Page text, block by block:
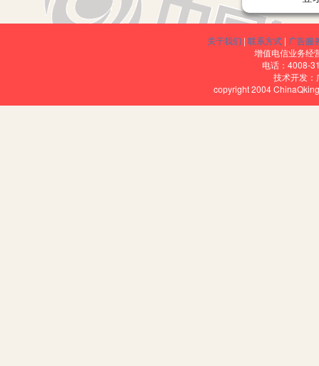
式和它所展示的多样形象诗意般地联想和比喻成自然界多样生动的
必须象仕女漫步于春景，情态动人；刻点辍须轻盈洒脱，犹如落花
天长虹，气势通达；落手下刀须谨慎小心，犹如美女拈针精细入微
如，呈现出一定的情态意趣。如战国时期古玺的线条奇诡多姿，秦
关于我们 | 联系方式 | 广告服
增值电信业务经
电话：4008-
技术开发：
copyright 2004